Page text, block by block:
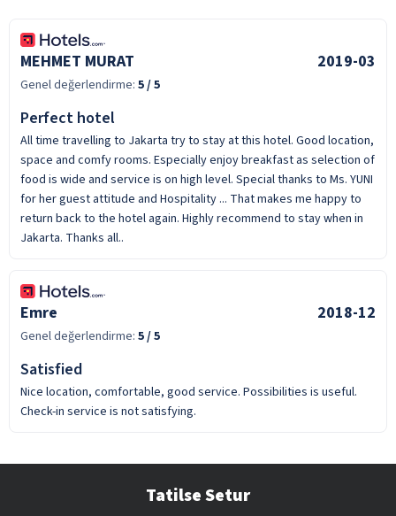
MEHMET MURAT 2019-03
Genel değerlendirme: 5/ 5
Perfect hotel
All time travelling to Jakarta try to stay at this hotel. Good location,
space and comfy rooms. Especially enjoy breakfast as selection of
food is wide and service is on high level. Special thanks to Ms. YUNI
for her guest attitude and Hospitality ... That makes me happy to
return back to the hotel again. Highly recommend to stay when in
Jakarta. Thanks all..
Emre 2018-12
Genel değerlendirme: 5/ 5
Satisfied
Nice location, comfortable, good service. Possibilities is useful.
Check-in service is not satisfying.
Tatilse Setur